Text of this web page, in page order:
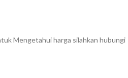
Mengetahui harga silahkan hubungi